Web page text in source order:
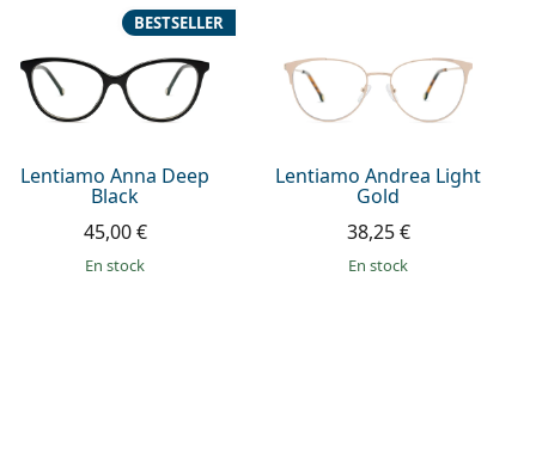
Lentiamo Anna Deep
Black
BESTSELLER
45,00 €
en stock
Lentiamo Andrea Light
Gold
38,25 €
en stock